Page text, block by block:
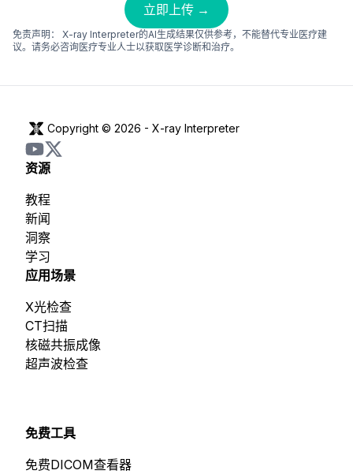
立即上传 →
免责声明：
X-ray Interpreter的AI生成结果仅供参考，不能替代专业医疗建
议。请务必咨询医疗专业人士以获取医学诊断和治疗。
Copyright © 2026 - X-ray Interpreter
资源
洞察
学习
新闻
教程
应用场景
CT扫描
核磁共振成像
超声波检查
X光检查
免费工具
免费DICOM查看器